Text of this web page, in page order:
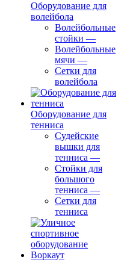
Оборудование для
волейбола
Волейбольные
стойки —
Волейбольные
мячи —
Сетки для
волейбола
Оборудование для
тенниса
Судейские
вышки для
тенниса —
Стойки для
большого
тенниса —
Сетки для
тенниса